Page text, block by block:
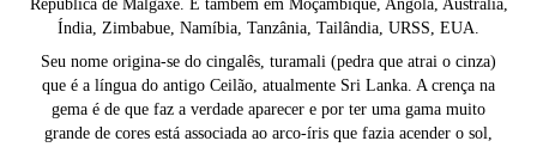
República de Malgaxe. E também em Moçambique, Angola, Austrália,
Índia, Zimbabue, Namíbia, Tanzânia, Tailândia, URSS, EUA.
Seu nome origina-se do cingalês, turamali (pedra que atrai o cinza)
que é a língua do antigo Ceilão, atualmente Sri Lanka. A crença na
gema é de que faz a verdade aparecer e por ter uma gama muito
grande de cores está associada ao arco-íris que fazia acender o sol,